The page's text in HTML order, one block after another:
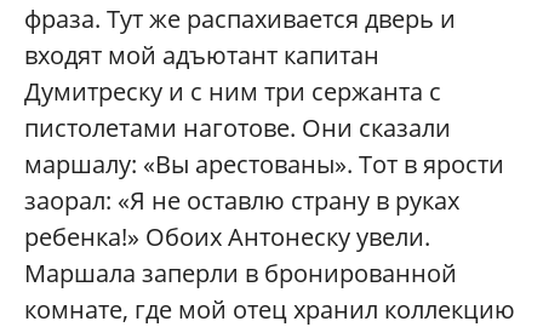
фраза. Тут же распахивается дверь и
входят мой адъютант капитан
Думитреску и с ним три сержанта с
пистолетами наготове. Они сказали
маршалу: «Вы арестованы». Тот в ярости
заорал: «Я не оставлю страну в руках
ребенка!» Обоих Антонеску увели.
Маршала заперли в бронированной
комнате, где мой отец хранил коллекцию